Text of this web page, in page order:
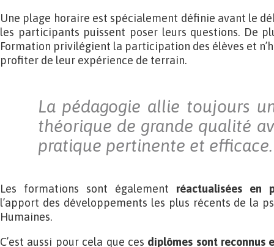
Une plage horaire est spécialement définie avant le
les participants puissent poser leurs questions. De
Formation privilégient la participation des élèves et
profiter de leur expérience de terrain.
La pédagogie allie toujours
théorique de grande qualité
pratique pertinente et efficace.
Les formations sont également réactualisées en
l’apport des développements les plus récents de la
Humaines.
C’est aussi pour cela que ces diplômes sont reconnus